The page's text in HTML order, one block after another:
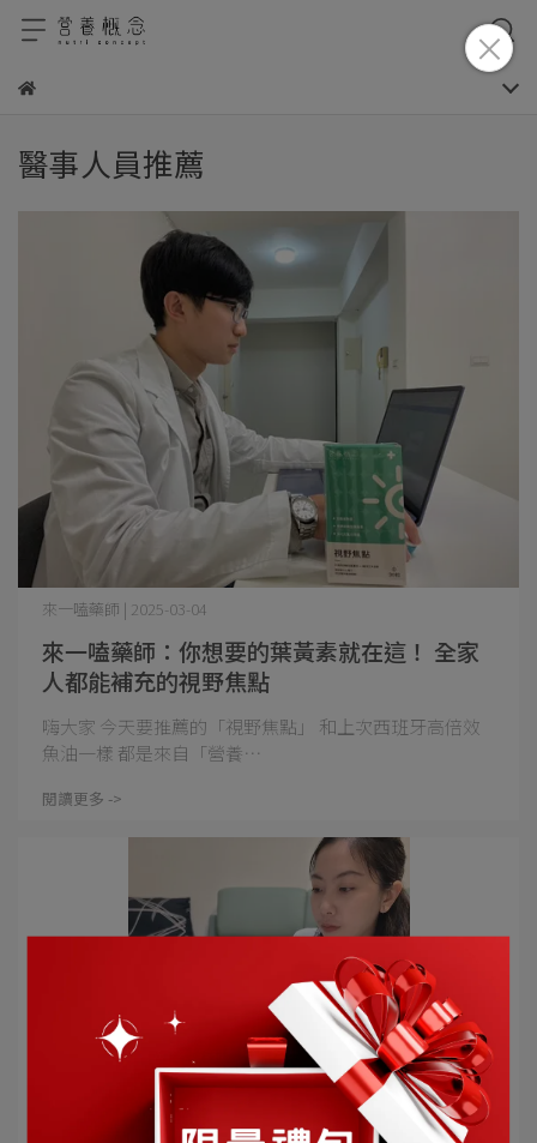
醫事人員推薦
來一嗑藥師：你想要的葉黃素就在這！ 全家
人都能補充的視野焦點
來一嗑藥師 | 2025-03-04
嗨大家 今天要推薦的「視野焦點」 和上次西班牙高倍效
魚油一樣 都是來自「營養⋯
閱讀更多 ->